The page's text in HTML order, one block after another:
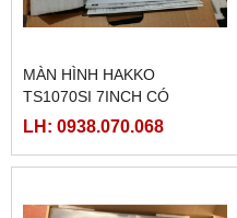
MÀN HÌNH HAKKO
TS1070SI 7INCH CÓ
ETHERNET
LH: 0938.070.068